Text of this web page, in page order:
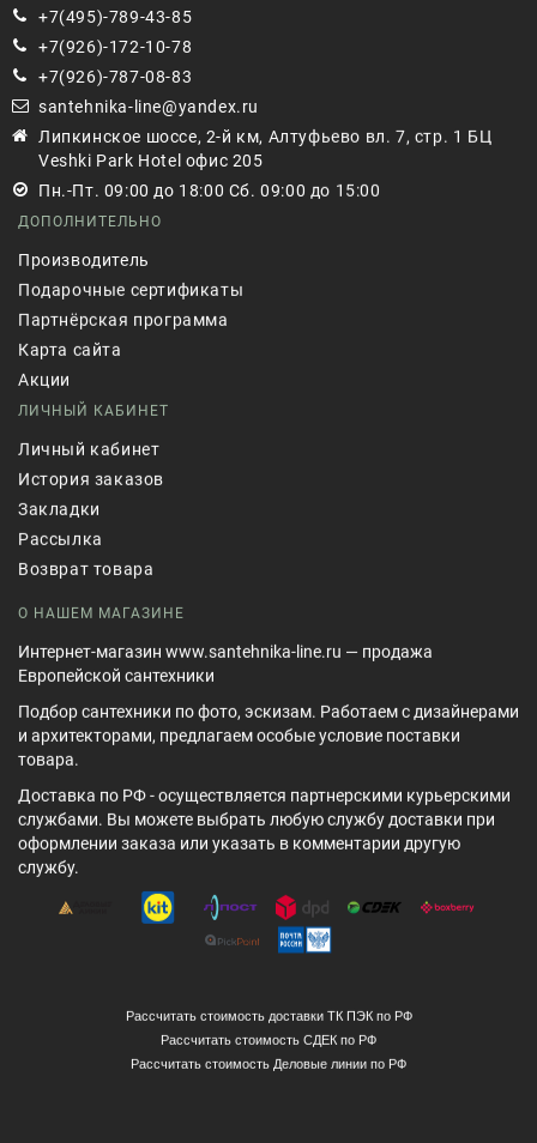
+7(495)-789-43-85
+7(926)-172-10-78
+7(926)-787-08-83
santehnika-line@yandex.ru
Липкинское шоссе, 2-й км, Алтуфьево вл. 7, стр. 1 БЦ
Veshki Park Hotel офис 205
Пн.-Пт. 09:00 до 18:00 Сб. 09:00 до 15:00
ДОПОЛНИТЕЛЬНО
Производитель
Подарочные сертификаты
Партнёрская программа
Карта сайта
Акции
ЛИЧНЫЙ КАБИНЕТ
Личный кабинет
История заказов
Закладки
Рассылка
Возврат товара
О НАШЕМ МАГАЗИНЕ
Интернет-магазин www.santehnika-line.ru — продажа
Европейской сантехники
Подбор сантехники по фото, эскизам. Работаем с дизайнерами
и архитекторами, предлагаем особые условие поставки
товара.
Доставка по РФ - осуществляется партнерскими курьерскими
службами. Вы можете выбрать любую службу доставки при
оформлении заказа или указать в комментарии другую
службу.
Рассчитать стоимость доставки ТК ПЭК по РФ
Рассчитать стоимость СДЕК по РФ
Рассчитать стоимость Деловые линии по РФ